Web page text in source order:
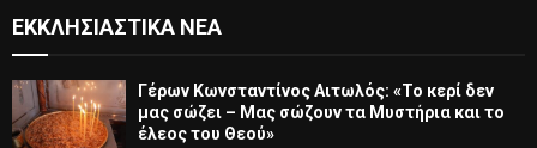
ΕΚΚΛΗΣΙΑΣΤΙΚΆ ΝΈΑ
Γέρων Κωνσταντίνος Αιτωλός: «Το κερί δεν
μας σώζει – Μας σώζουν τα Μυστήρια και το
έλεος του Θεού»